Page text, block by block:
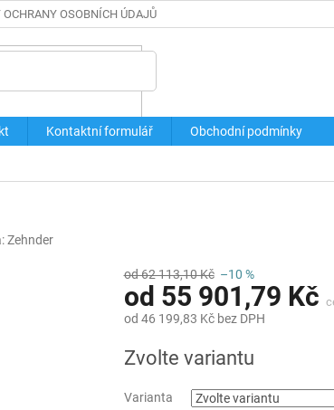
OSOBNÍCH ÚDAJŮ
Kontaktní formulář Obchodní podmínky
Zehnder
od 62 113,10 Kč –10 %
od 55 901,79 Kč
od 46 199,83 Kčbez DPH
cena:
Zvolte variantu
Varianta